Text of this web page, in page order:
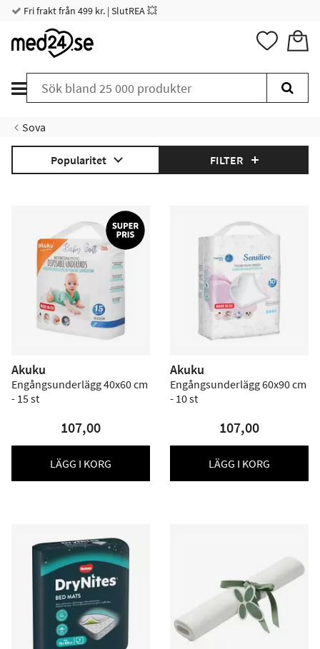
Fri frakt från 499 kr. | SlutREA 💥
Sova
Popularitet FILTER
Akuku
Engångsunderlägg 40x60 cm
- 15 st
107,00
LÄGG I KORG
Akuku
Engångsunderlägg 60x90 cm
- 10 st
107,00
LÄGG I KORG